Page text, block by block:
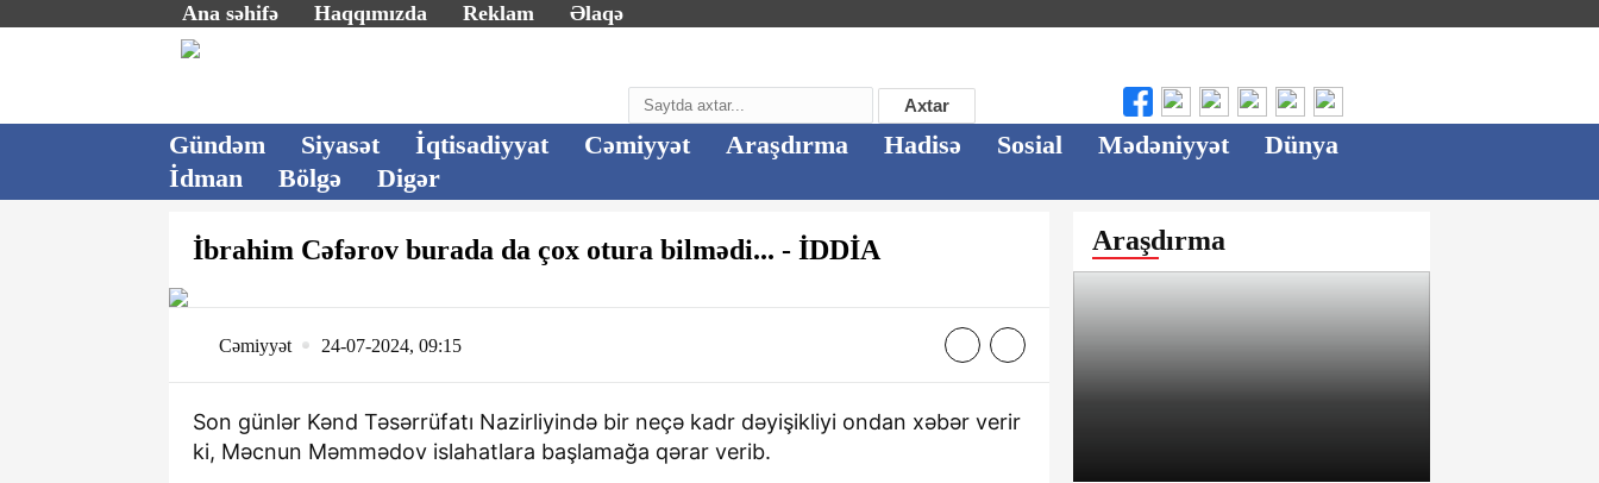
Ana səhifə Haqqımızda Reklam Əlaqə
Axtar
Gündəm Siyasət İqtisadiyyat Cəmiyyət Araşdırma Hadisə Sosial Mədəniyyət
Dünya
İdman
Bölgə Digər
İbrahim Cəfərov burada da çox otura bilmədi... - İDDİA
Cəmiyyət 24-07-2024, 09:15
Son günlər Kənd Təsərrüfatı Nazirliyində bir neçə kadr dəyişikliyi ondan xəbər verir
ki, Məcnun Məmmədov islahatlara başlamağa qərar verib.
Araşdırma